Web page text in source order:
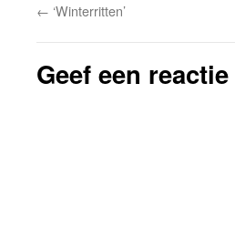
← ‘Winterritten’
Geef een reactie